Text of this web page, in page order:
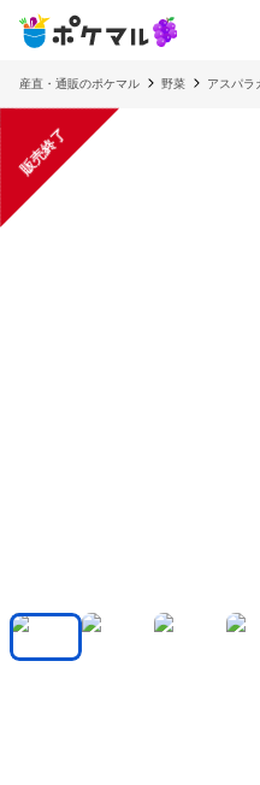
産直・通販のポケマル 野菜 アスパラ
販売終了